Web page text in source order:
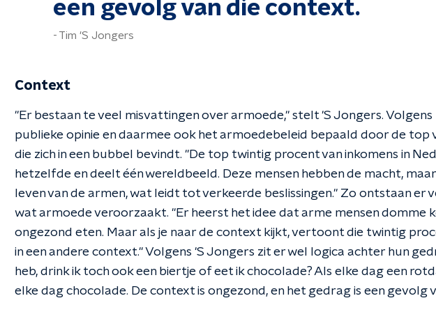
een gevolg van die context.
Tim 'S Jongers
Context
"Er bestaan te veel misvattingen over armoede," stelt 'S Jongers.
publieke opinie en daarmee ook het armoedebeleid bepaald door de top
die zich in een bubbel bevindt. "De top twintig procent van inkomens in
hetzelfde en deelt één wereldbeeld. Deze mensen hebben de macht,
leven van de armen, wat leidt tot verkeerde beslissingen." Zo ontstaan er
wat armoede veroorzaakt. "Er heerst het idee dat arme mensen domme
ongezond eten. Maar als je naar de context kijkt, vertoont die twintig
in een andere context." Volgens 'S Jongers zit er wel logica achter hun
heb, drink ik toch ook een biertje of eet ik chocolade? Als elke dag een
elke dag chocolade. De context is ongezond, en het gedrag is een gevolg